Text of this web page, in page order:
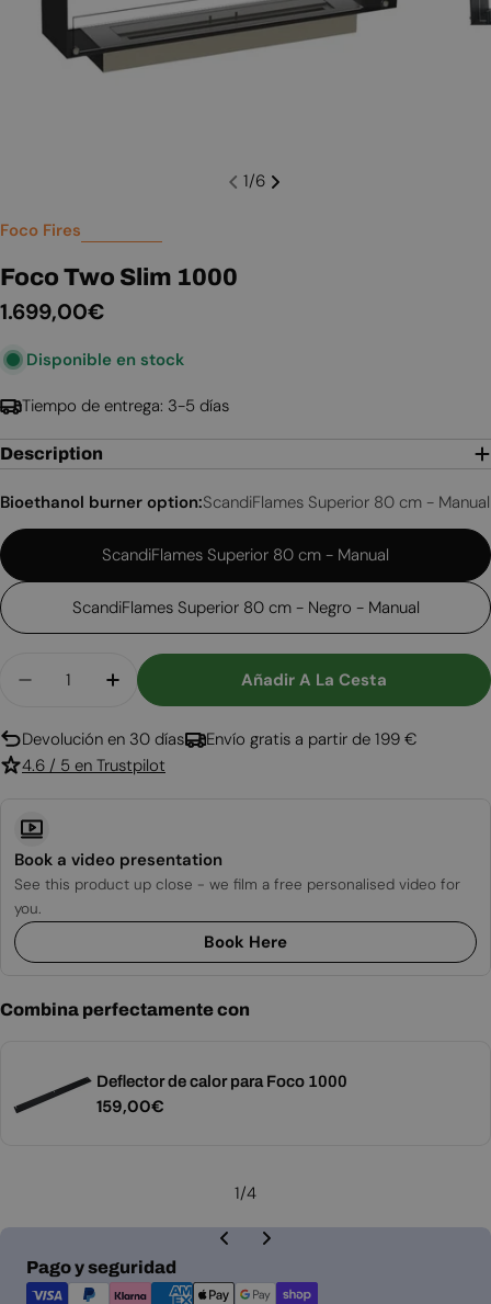
1/6
Foco Fires
Foco Two Slim 1000
Precio
1.699,00€
Disponible en stock
Tiempo de entrega: 3-5 días
Description
Bioethanol burner option:ScandiFlames Superior 80 cm - Manual
ScandiFlames Superior 80 cm - Manual
ScandiFlames Superior 80 cm - Negro - Manual
Disminuir Cantidad Para Foco Two Slim 1000
Aumentar Cantidad Para Foco Two
Añadir A La Cesta
Devolución en 30 días
Envío gratis a partir de 199 €
4.6 / 5 en Trustpilot
Book a video presentation
See this product up close - we film a free personalised video for
you.
Book Here
Combina perfectamente con
Deflector de calor para Foco 1000
Precio
159,00€
1/4
Pago y seguridad
Métodos
de